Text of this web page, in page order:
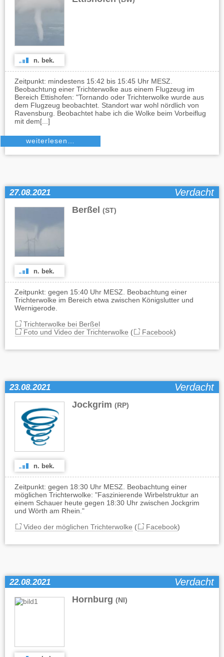
n. bek.
Zeitpunkt: mindestens 15:42 bis 15:45 Uhr MESZ.
Beobachtung einer Trichterwolke aus einem Flugzeug im
Bereich Ettishofen: "Tornando oder Trichterwolke wurde aus
dem Flugzeug beobachtet. Standort war wohl nördlich von
Ravensburg. Beobachtet habe ich die Wolke beim Vorbeiflug
mit dem[...]
weiterlesen…
27.08.2021 Verdacht
Berßel (ST)
n. bek.
Zeitpunkt: gegen 15:40 Uhr MESZ. Beobachtung einer
Trichterwolke im Bereich etwa zwischen Königslutter und
Wernigerode.
Trichterwolke bei Berßel
Foto und Video der Trichterwolke ( Facebook)
23.08.2021 Verdacht
Jockgrim (RP)
n. bek.
Zeitpunkt: gegen 18:30 Uhr MESZ. Beobachtung einer
möglichen Trichterwolke: "Faszinierende Wirbelstruktur an
einem Schauer heute gegen 18:30 Uhr zwischen Jockgrim
und Wörth am Rhein."
Video der möglichen Trichterwolke ( Facebook)
22.08.2021 Verdacht
Hornburg (NI)